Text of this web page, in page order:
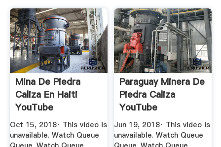
Mina De Piedra
Caliza En Haiti
YouTube
Oct 15, 2018· This video is
unavailable. Watch Queue
Paraguay Minera De
Piedra Caliza
YouTube
Jun 19, 2018· This video is
unavailable. Watch Queue